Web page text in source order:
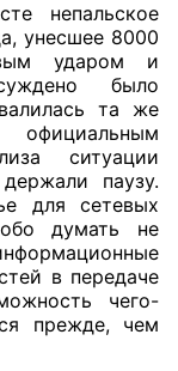
непальское
унесшее 8000
ударом и
было
та же
ситуации
паузу.
для сетевых
думать не
в передаче
чего-
прежде, чем